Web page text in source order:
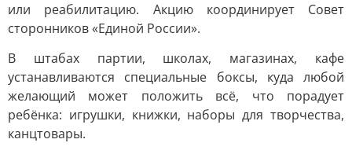
или реабилитацию. Акцию координирует Совет
сторонников «Единой России».
В штабах партии, школах, магазинах, кафе
устанавливаются специальные боксы, куда любой
желающий может положить всё, что порадует
ребёнка: игрушки, книжки, наборы для творчества,
канцтовары.